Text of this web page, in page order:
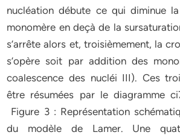
nucléation débute ce qui diminue
monomère en deçà de la
s’arrête alors et, troisièmement, la
s’opère soit par addition des
coalescence des nucléi III). Ces
être résumées par le diagramme
Figure 3 : Représentation
du modèle de Lamer. Une